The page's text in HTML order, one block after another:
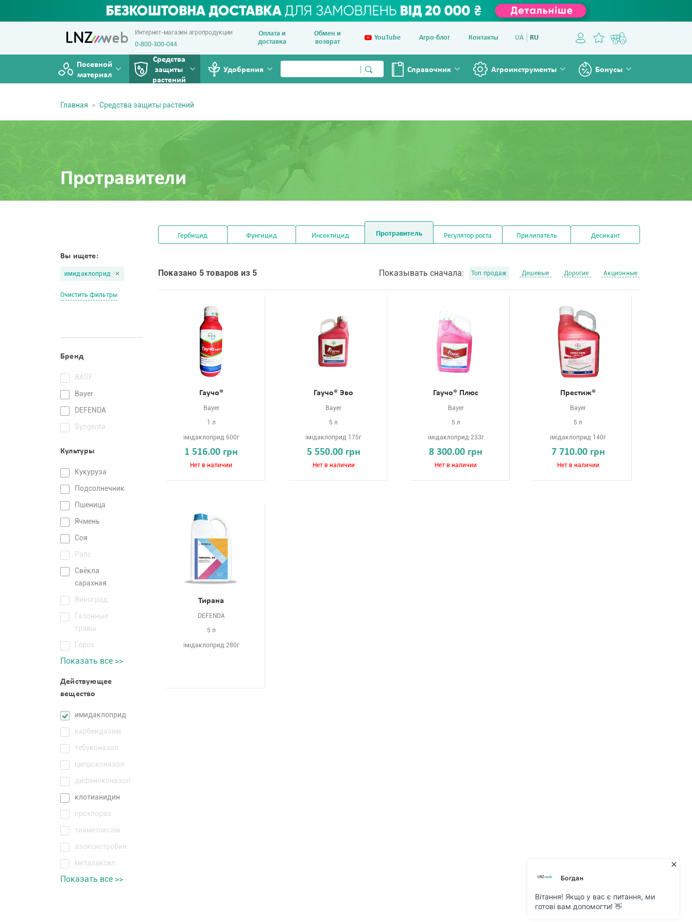
Интернет-магазин агропродукции
0-800-300-044
Оплата и
доставка
Обмен и
возврат
YouTube Агро-блог Контакты UA RU
Посевной
материал
Средства
защиты
растений
Удобрения Справочник Агроинструменты Бонусы
Главная Средства защиты растений
Протравители
Вы ищете:
имидаклоприд
Очистить фильтры
Бренд
BASF
Bayer
DEFENDA
Syngenta
Культуры
Кукуруза
Подсолнечник
Пшеница
Ячмень
Соя
Рапс
Свёкла
сарахная
Виноград
Газонные
травы
Горох
Показать все >>
Действующее
вещество
имидаклоприд
карбендазим
тебуконазол
ципроконазол
дифеноконазол
клотианидин
прохлораз
тиаметоксам
азоксистробин
металаксил
Показать все >>
Гербицид Фунгицид Инсектицид Протравитель Регулятор роста Прилипатель Десикант
Показывать сначала: Топ продаж Дешевые Дорогие Акционные
Показано 5 товаров из 5
Гаучо®
Bayer
1 л
імідаклоприд 600г
1 516.00 грн
Нет в наличии
Гаучо® Эво
Bayer
5 л
імідаклоприд 175г
5 550.00 грн
Нет в наличии
Гаучо® Плюс
Bayer
5 л
імідаклоприд 233г
8 300.00 грн
Нет в наличии
Престиж®
Bayer
5 л
імідаклоприд 140г
7 710.00 грн
Нет в наличии
Тирана
DEFENDA
5 л
імідаклоприд 280г